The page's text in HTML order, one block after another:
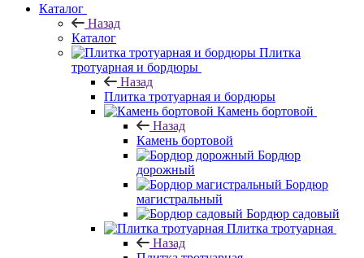
Каталог
Назад
Каталог
Плитка
тротуарная и бордюры
Назад
Плитка тротуарная и бордюры
Камень бортовой
Назад
Камень бортовой
Бордюр
дорожный
Бордюр
магистральный
Бордюр садовый
Плитка тротуарная
Назад